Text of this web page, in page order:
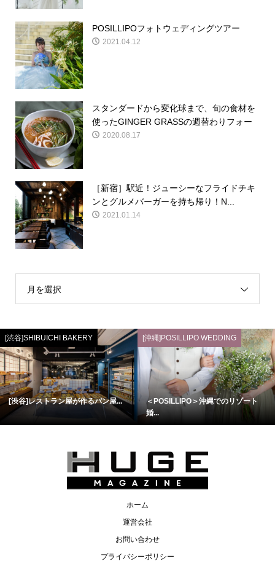
POSILLIPOフォトウェディングツアー
2021.04.12
スタンダードから変化球まで、旬の食材を
使ったGINGER GRASSの週替わりフォー
2020.08.17
［新宿］駅近！ジューシーなフライドチキ
ンとグルメバーガーを持ち帰り！N...
2021.01.14
月を選択
[渋谷]SHIBUICHI BAKERY
[渋谷]レストラン屋が作るパン屋...
[沖縄]POSILLIPO WEDDING
＜POSILLIPO＞沖縄でのリゾート
婚...
ホーム
運営会社
お問い合わせ
プライバシーポリシー